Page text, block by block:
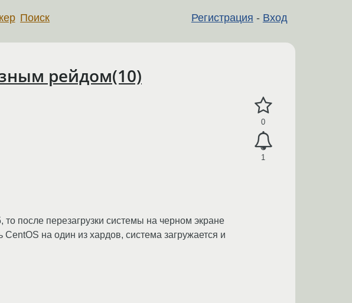
Регистрация - Вход
Поиск
рейдом(10)
0
1
то после перезагрузки системы на черном экране
на один из хардов, система загружается и